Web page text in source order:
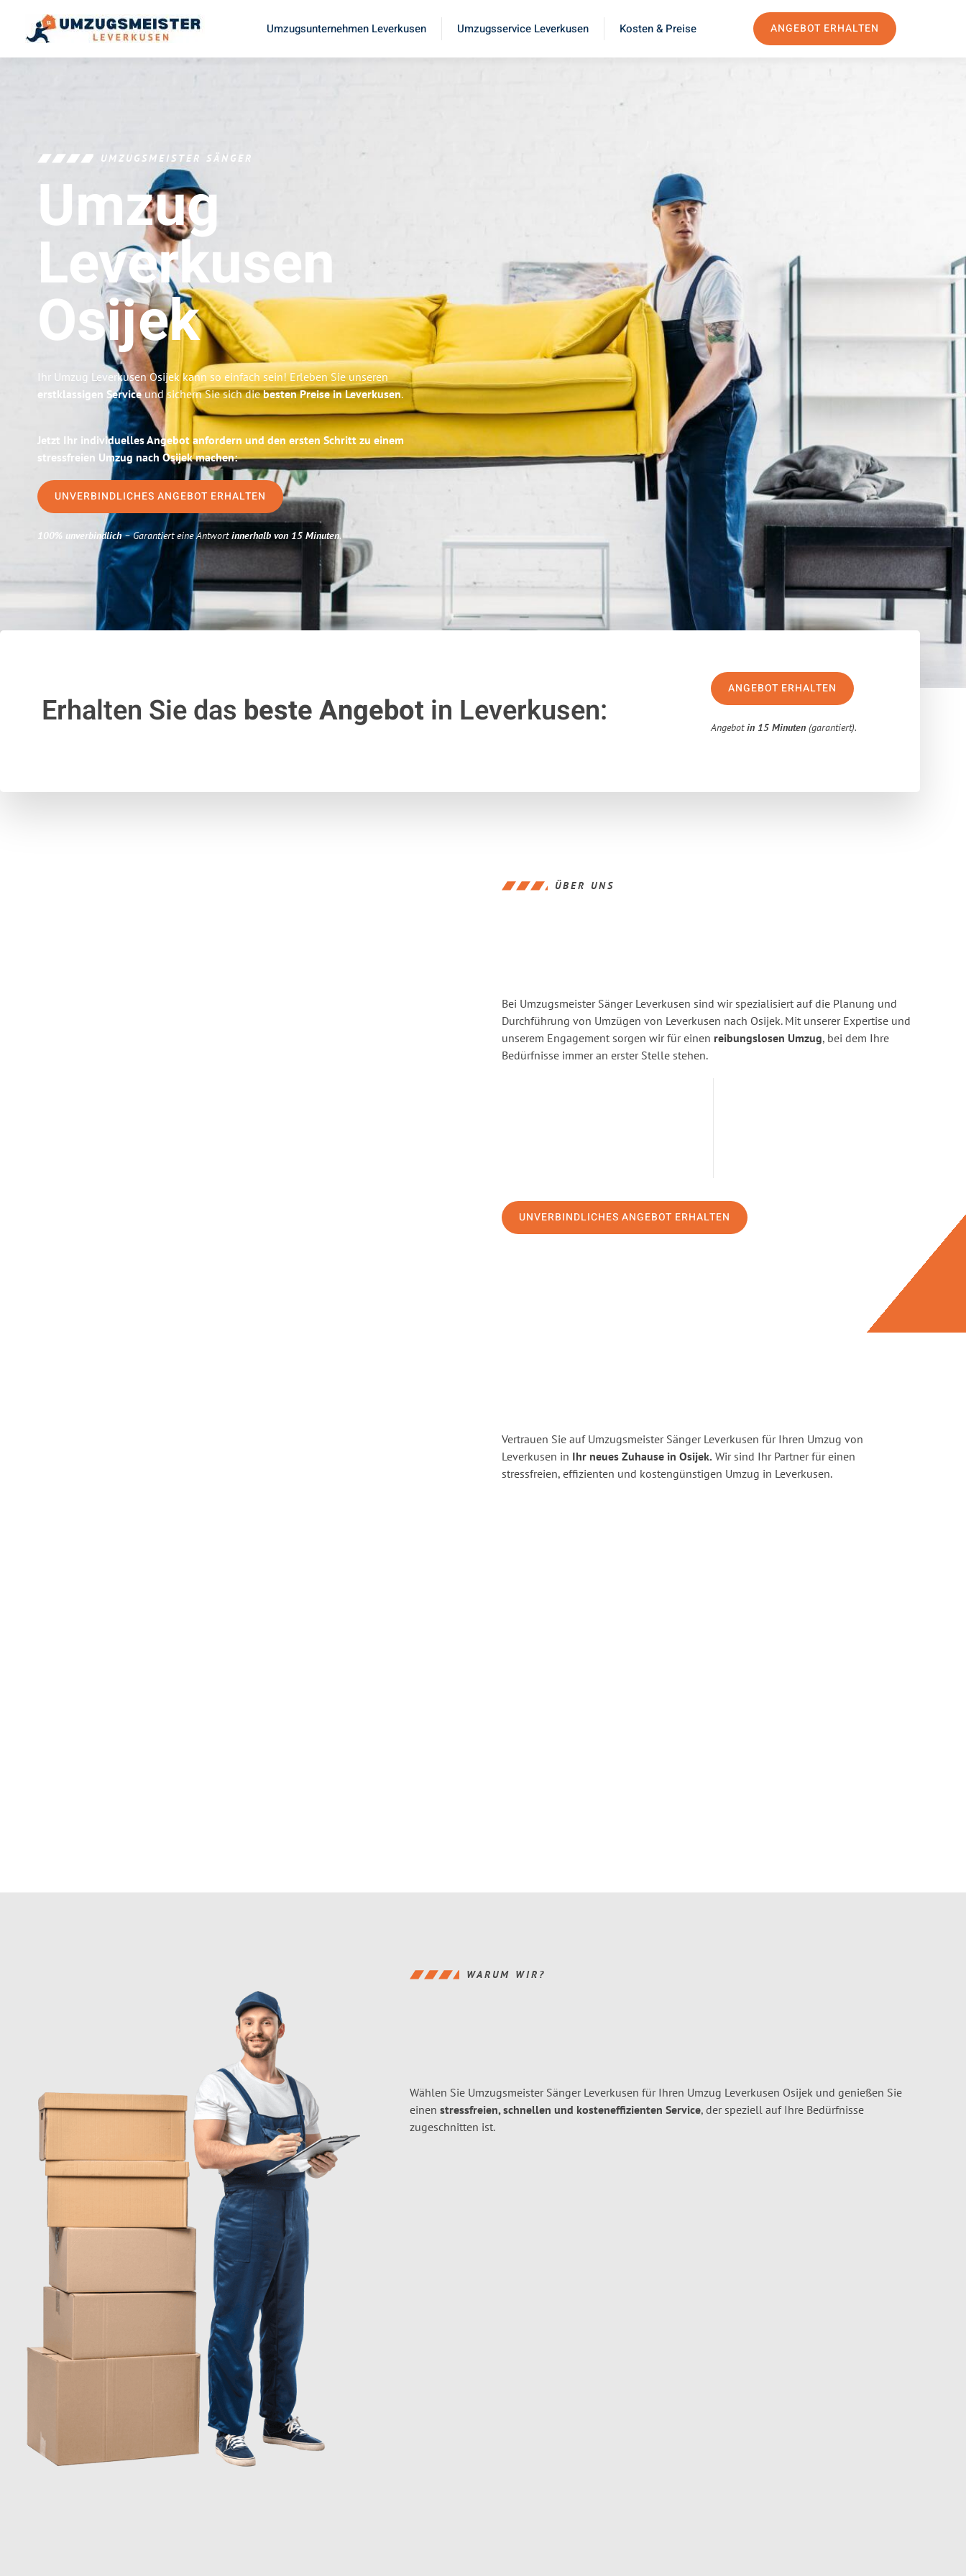
Umzugsunternehmen Leverkusen Umzugsservice Leverkusen Kosten & Preise ANGEBOT ERHALTEN
UMZUGSMEISTER SÄNGER
Umzug
Leverkusen
Osijek
Ihr Umzug Leverkusen Osijek kann so einfach sein! Erleben Sie unseren
erstklassigen Serviceund sichern Sie sich diebesten Preise in Leverkusen.
Jetzt Ihr individuelles Angebot anfordern und den ersten Schritt zu einem
stressfreien Umzug nach Osijek machen:
UNVERBINDLICHES ANGEBOT ERHALTEN
100% unverbindlich– Garantiert eine Antwortinnerhalb von 15 Minuten.
Erhalten Sie das beste Angebotin Leverkusen:
ANGEBOT ERHALTEN
Angebotin 15 Minuten (garantiert).
ÜBER UNS
Bei Umzugsmeister Sänger Leverkusen sind wir spezialisiert auf die Planung und
Durchführung von Umzügen von Leverkusen nach Osijek. Mit unserer Expertise und
unserem Engagement sorgen wir für einen reibungslosen Umzug, bei dem Ihre
Bedürfnisse immer an erster Stelle stehen.
UNVERBINDLICHES ANGEBOT ERHALTEN
Vertrauen Sie auf Umzugsmeister Sänger Leverkusen für Ihren Umzug von
Leverkusen in Ihr neues Zuhause in Osijek. Wir sind Ihr Partner für einen
stressfreien, effizienten und kostengünstigen Umzug in Leverkusen.
WARUM WIR?
Wählen Sie Umzugsmeister Sänger Leverkusen für Ihren Umzug Leverkusen Osijek und genießen Sie
einen stressfreien, schnellen und kosteneffizienten Service, der speziell auf Ihre Bedürfnisse
zugeschnitten ist.